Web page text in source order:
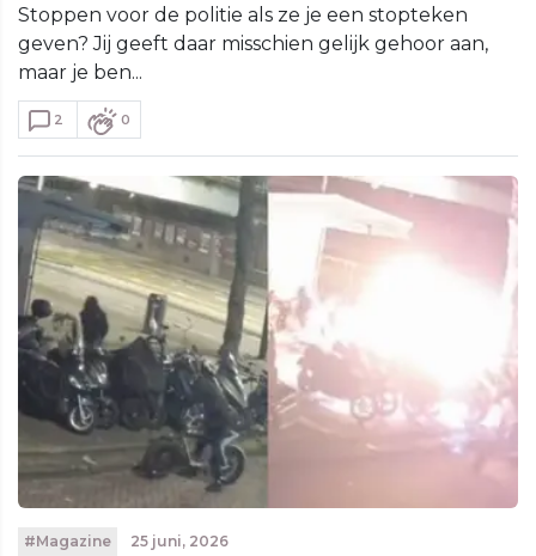
Stoppen voor de politie als ze je een stopteken
geven? Jij geeft daar misschien gelijk gehoor aan,
maar je ben...
2 0
#Magazine 25 juni, 2026